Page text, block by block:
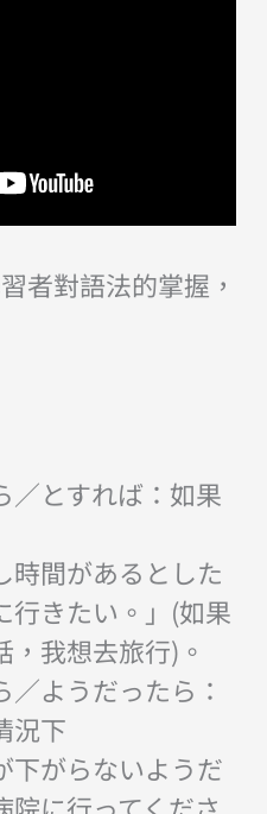
者對語法的掌握，
／とすれば：如果
時間があるとした
行きたい。」(如果
，我想去旅行)。
／ようだったら：
況下
下がらないようだ